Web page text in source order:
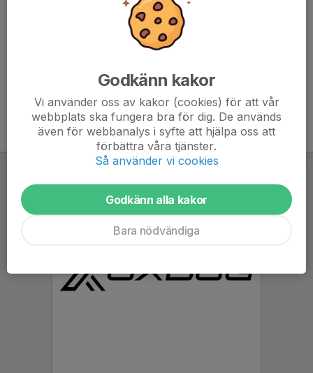
Godkänn kakor
Vi använder oss av kakor (cookies) för att vår
webbplats ska fungera bra för dig. De används
även för webbanalys i syfte att hjälpa oss att
förbättra våra tjänster.
Så använder vi cookies
Godkänn alla kakor
Bara nödvändiga